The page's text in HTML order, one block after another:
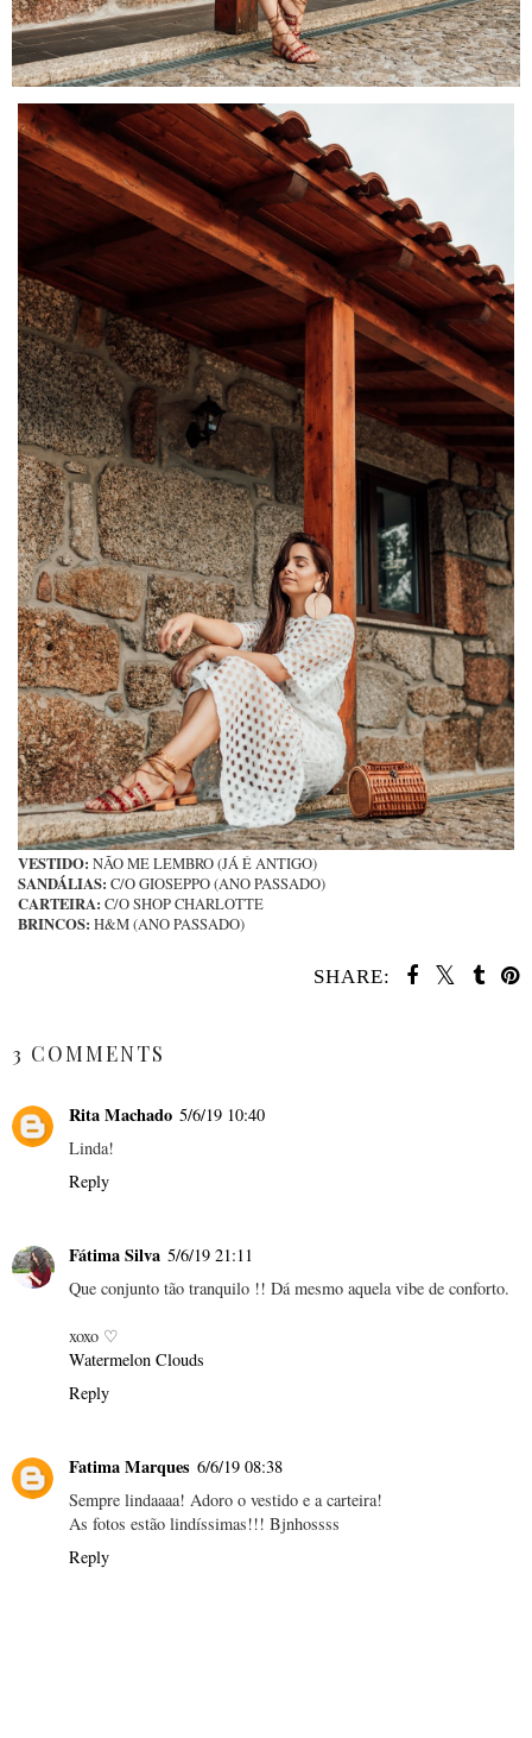
VESTIDO: NÃO ME LEMBRO (JÁ É ANTIGO)
SANDÁLIAS: C/O GIOSEPPO (ANO PASSADO)
CARTEIRA: C/O SHOP CHARLOTTE
BRINCOS: H&M (ANO PASSADO)
SHARE:
3 COMMENTS
Rita Machado 5/6/19 10:40
Linda!
Reply
Fátima Silva 5/6/19 21:11
Que conjunto tão tranquilo !! Dá mesmo aquela vibe de conforto.
xoxo ♡
Watermelon Clouds
Reply
Fatima Marques 6/6/19 08:38
Sempre lindaaaa! Adoro o vestido e a carteira!
As fotos estão lindíssimas!!! Bjnhossss
Reply